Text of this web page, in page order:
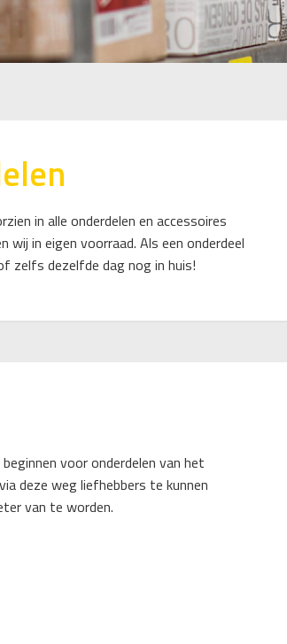
in alle onderdelen en accessoires
wij in eigen voorraad. Als een onderdeel
zelfs dezelfde dag nog in huis!
voor onderdelen van het
deze weg liefhebbers te kunnen
van te worden.